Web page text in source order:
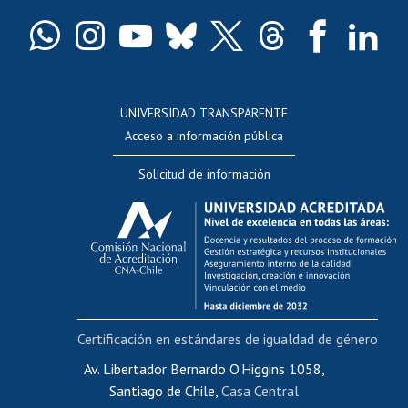
Docentes
Evaluación docente
Calificación académica
Postulación al AUCAI
Funcionarias/os
Cursos internos de capacitación
Bienestar del personal
Portal de movilidad interna
Certificado de renta
Certificado de renta honorarios
UNIVERSIDAD TRANSPARENTE
Acceso a información pública
Solicitud de información
Av. Libertador Bernardo O'Higgins 1058,
Santiago de Chile, Casa Central
Certificación en estándares de igualdad de género